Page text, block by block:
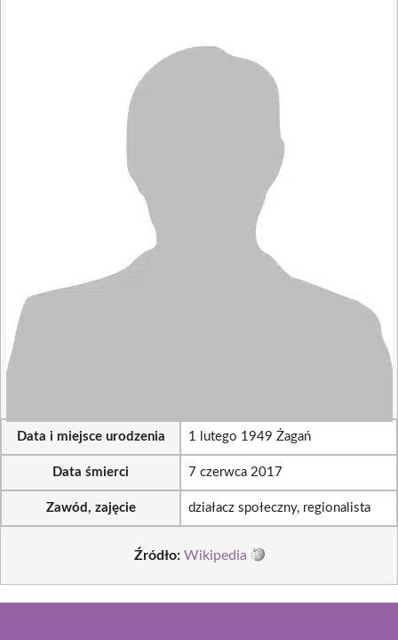
Data i miejsce urodzenia 1 lutego 1949 Żagań
Data śmierci 7 czerwca 2017
Zawód, zajęcie działacz społeczny, regionalista
Źródło: Wikipedia